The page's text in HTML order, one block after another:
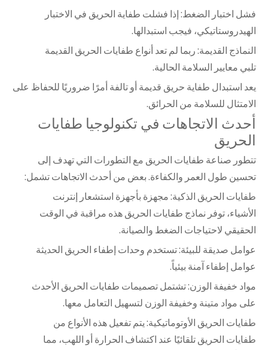
فشل اختبار الضغط: إذا فشلت طفاية الحريق في الاختبار
الهيدروستاتيكي، فيجب استبدالها.
النماذج القديمة: ربما لم تعد أنواع طفايات الحريق القديمة
تلبي معايير السلامة الحالية.
يعد استبدال طفاية حريق قديمة أو تالفة أمرًا ضروريًا للحفاظ على
الامتثال للسلامة من الحرائق.
أحدث الاتجاهات في تكنولوجيا طفايات
الحريق
تتطور صناعة طفايات الحريق مع التطورات التي تهدف إلى
تحسين طول العمر والكفاءة. بعض من أحدث الاتجاهات تشمل:
طفايات الحريق الذكية: مجهزة بأجهزة استشعار إنترنت
الأشياء، توفر نماذج طفايات الحريق هذه مراقبة في الوقت
الحقيقي لاحتياجات الضغط والصيانة.
عوامل صديقة للبيئة: تستخدم وحدات إطفاء الحريق الحديثة
عوامل إطفاء آمنة بيئياً.
مواد خفيفة الوزن: تشتمل تصميمات طفايات الحريق الأحدث
على مواد متينة وخفيفة الوزن لتسهيل التعامل معها.
طفايات الحريق الأوتوماتيكية: يتم تفعيل هذه الأنواع من
طفايات الحريق تلقائيًا عند اكتشاف الحرارة أو اللهب، مما